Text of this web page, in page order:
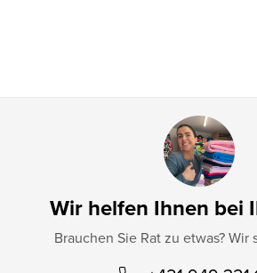
Wir helfen Ihnen bei
Brauchen Sie Rat zu etwas? Wir